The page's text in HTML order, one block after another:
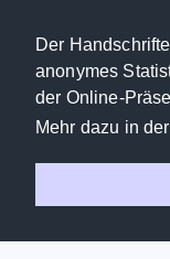
Der
anonymes
der Online-
Mehr dazu in der